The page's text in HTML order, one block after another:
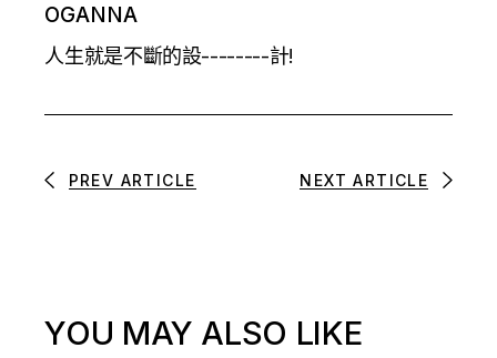
OGANNA
人生就是不斷的設--------計!
PREV ARTICLE NEXT ARTICLE
YOU MAY ALSO LIKE